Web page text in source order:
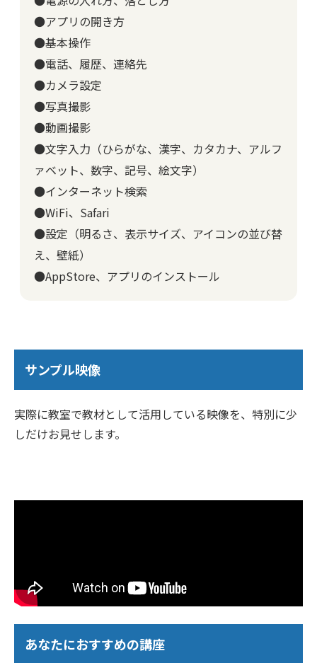
●アプリの開き方
●基本操作
●電話、履歴、連絡先
●カメラ設定
●写真撮影
●動画撮影
●文字入力（ひらがな、漢字、カタカナ、アルフ
ァベット、数字、記号、絵文字）
●インターネット検索
●WiFi、Safari
●設定（明るさ、表示サイズ、アイコンの並び替
え、壁紙）
●AppStore、アプリのインストール
サンプル映像
実際に教室で教材として活用している映像を、特別に少
しだけお見せします。
あなたにおすすめの講座